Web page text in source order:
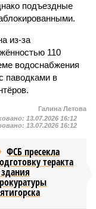
подъездные
из-за
110
водоснабжения
паводками в
Галина Летова
13.07.2026 16:12
13.07.2026 16:12
ФСБ пресекла
теракта